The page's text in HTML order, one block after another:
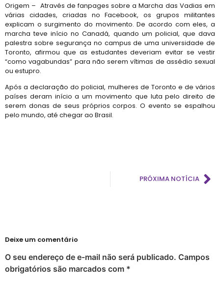
Origem – Através de fanpages sobre a Marcha das Vadias em
várias cidades, criadas no Facebook, os grupos militantes
explicam o surgimento do movimento. De acordo com eles, a
marcha teve início no Canadá, quando um policial, que dava
palestra sobre segurança no campus de uma universidade de
Toronto, afirmou que as estudantes deveriam evitar se vestir
“como vagabundas” para não serem vítimas de assédio sexual
ou estupro.
Após a declaração do policial, mulheres de Toronto e de vários
países deram início a um movimento que luta pelo direito de
serem donas de seus próprios corpos. O evento se espalhou
pelo mundo, até chegar ao Brasil.
PRÓXIMA NOTÍCIA
Deixe um comentário
O seu endereço de e-mail não será publicado. Campos
obrigatórios são marcados com *